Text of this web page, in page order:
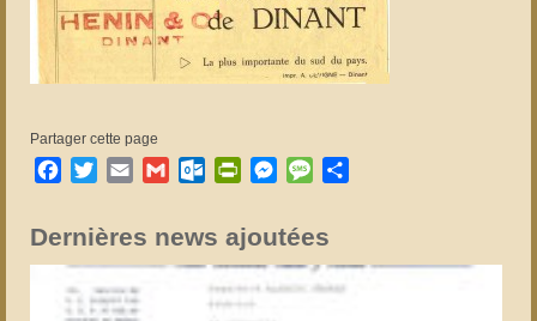
Partager cette page
Facebook
TwitterEmail GmailOutlook.com
PrintFriendly
Messenger
Message
Dernières news ajoutées